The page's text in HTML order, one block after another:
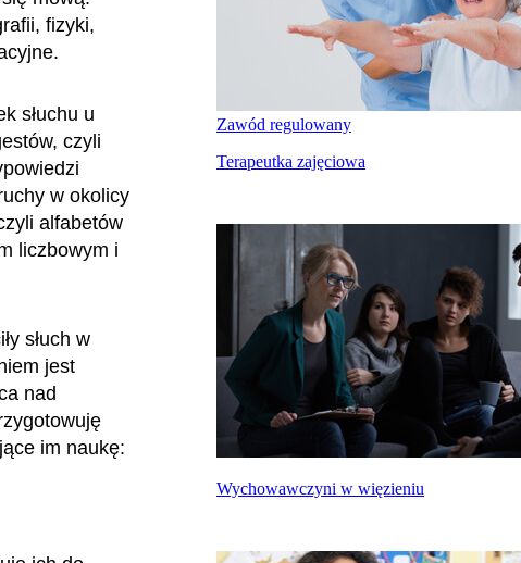
fizyki,
słuchu u
czyli
w okolicy
alfabetów
liczbowym i
słuch w
jest
nad
im naukę:
Zawód regulowany
Terapeutka zajęciowa
Wychowawczyni w więzieniu